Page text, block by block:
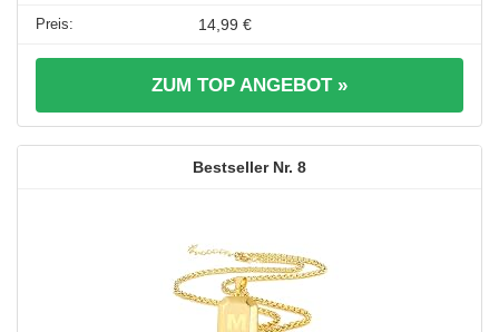
14,99 €
ZUM TOP ANGEBOT »
8